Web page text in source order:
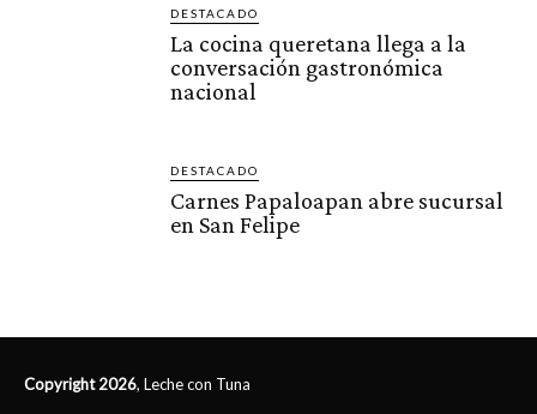
DESTACADO
La cocina queretana llega a la
conversación gastronómica
nacional
DESTACADO
Carnes Papaloapan abre sucursal
en San Felipe
Copyright 2026, Leche con Tuna